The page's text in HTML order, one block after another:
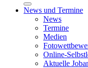
News und Termine
News
Termine
Medien
Online-
Aktuelle